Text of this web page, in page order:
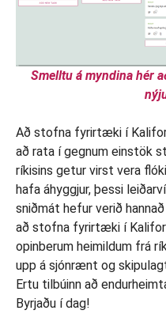
Smelltu á myndina hér
Að stofna fyrirtæki í
að rata í gegnum einstök
ríkisins getur virst vera
hafa áhyggjur, þessi
sniðmát hefur verið
að stofna fyrirtæki í
opinberum heimildum frá
upp á sjónrænt og
Ertu tilbúinn að
Byrjaðu í dag!